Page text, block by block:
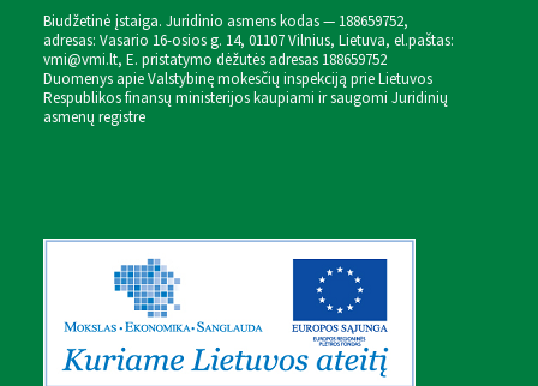
Biudžetinė įstaiga. Juridinio asmens kodas — 188659752,
adresas: Vasario 16-osios g. 14, 01107 Vilnius, Lietuva, el.paštas:
vmi@vmi.lt, E. pristatymo dėžutės adresas 188659752
Duomenys apie Valstybinę mokesčių inspekciją prie Lietuvos
Respublikos finansų ministerijos kaupiami ir saugomi Juridinių
asmenų registre